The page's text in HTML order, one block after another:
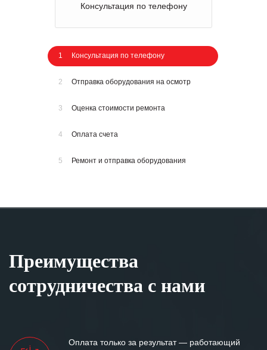
Консультация по телефону
1 Консультация по телефону
2 Отправка оборудования на осмотр
3 Оценка стоимости ремонта
4 Оплата счета
5 Ремонт и отправка оборудования
Преимущества
сотрудничества с нами
Оплата только за результат — работающий